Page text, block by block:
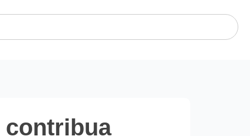
contribua